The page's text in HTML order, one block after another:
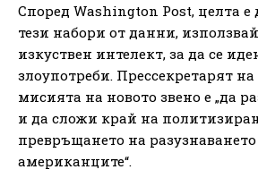
Според Washington Post, целта е
тези набори от данни,
изкуствен интелект, за да се
злоупотреби. Прессекретарят на
мисията на новото звено е „да
и да сложи край на
превръщането на
американците“.